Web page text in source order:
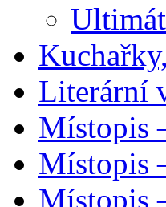
Literární
Místopis
Místopis
Místopis